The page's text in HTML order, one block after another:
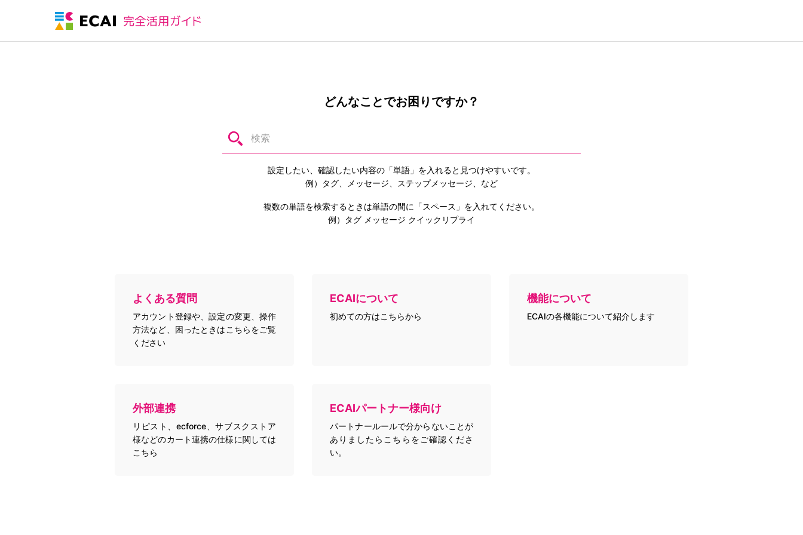
どんなことでお困りですか？
設定したい、確認したい内容の「単語」を入れると 見つけやすいです。
例）タグ、メッセージ、ステップメッセージ、など
複数の単語を検索するときは単語の間に「スペース」を入れてください。
例）タグ メッセージ クイックリプライ
よくある質問
アカウント登録や、設定の変更、操作
方法など、困ったときはこちらをご覧
ください
ECAIについて
初めての方はこちらから
機能について
ECAIの各機能について紹介します
外部連携
リピスト、ecforce、サブスクストア
様などのカート連携の仕様に関しては
こちら
ECAIパートナー様向け
パートナールールで分からないことが
ありましたらこちらをご確認くださ
い。